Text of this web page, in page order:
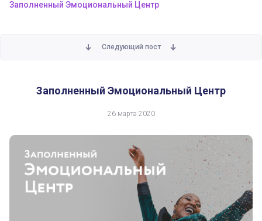
Заполненный Эмоциональный Центр
Следующий пост
Заполненный Эмоциональный Центр
26 марта 2020